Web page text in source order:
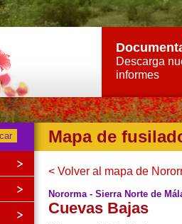
Descarga
informes
Mapa de
< Volver al mapa de
Nororma - Sierra Norte de
Cuevas Bajas